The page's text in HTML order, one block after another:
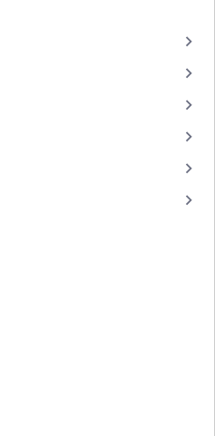
keyboard_arrow_right
keyboard_arrow_right
keyboard_arrow_right
keyboard_arrow_right
keyboard_arrow_right
keyboard_arrow_right